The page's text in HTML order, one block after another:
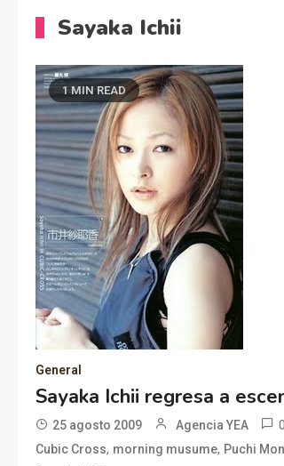
Sayaka Ichii
1 MIN READ
General
Sayaka Ichii regresa a
25 agosto 2009 Agencia YEA 0
Cubic Cross, morning musume, Puchi